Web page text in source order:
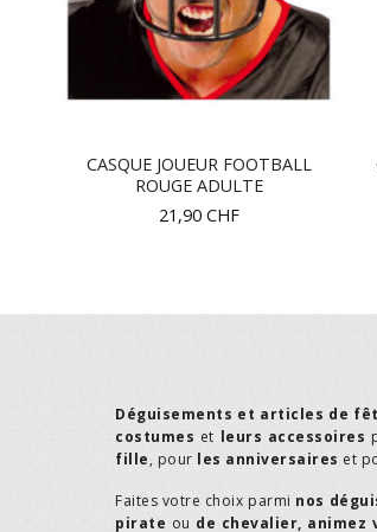
CASQUE JOUEUR FOOTBALL
ROUGE ADULTE
21,90 CHF
Déguisements et articles de
costumes et leurs accessoires
fille, pour les anniversaires et
Faites votre choix parmi nos
pirate ou de chevalier, animez